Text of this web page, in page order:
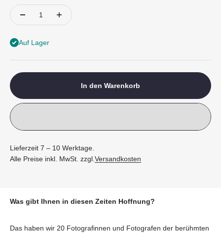
Auf Lager
In den Warenkorb
Lieferzeit 7 – 10 Werktage.
Alle Preise inkl. MwSt. zzgl.Versandkosten
Was gibt Ihnen in diesen Zeiten Hoffnung?
Das haben wir 20 Fotografinnen und Fotografen der berühmten